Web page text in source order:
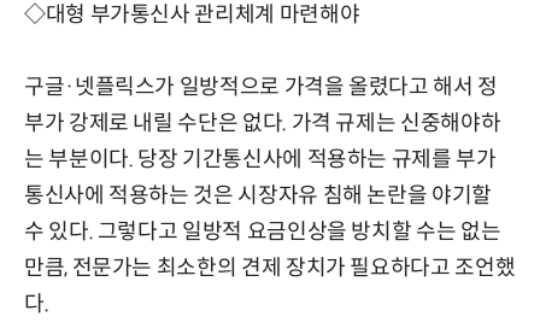
◇대형 부가통신사 관리체계 마련해야
구글·넷플릭스가 일방적으로 가격을 올렸다고 해서 정
부가 강제로 내릴 수단은 없다. 가격 규제는 신중해야하
는 부분이다. 당장 기간통신사에 적용하는 규제를 부가
통신사에 적용하는 것은 시장자유 침해 논란을 야기할
수 있다. 그렇다고 일방적 요금인상을 방치할 수는 없는
만큼, 전문가는 최소한의 견제 장치가 필요하다고 조언했
다.